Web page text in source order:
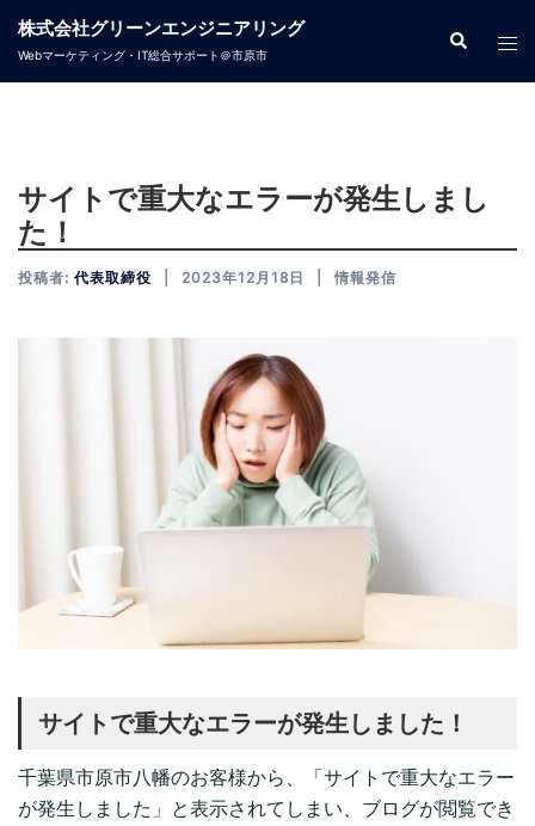
株式会社グリーンエンジニアリング
Webマーケティング・IT総合サポート＠市原市
サイトで重大なエラーが発生しまし
た！
投稿者: 代表取締役 2023年12月18日 情報発信
サイトで重大なエラーが発生しました！
千葉県市原市八幡のお客様から、「サイトで重大なエラー
が発生しました」と表示されてしまい、ブログが閲覧でき